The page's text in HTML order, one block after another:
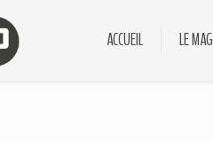
ACCUEIL LE MAG